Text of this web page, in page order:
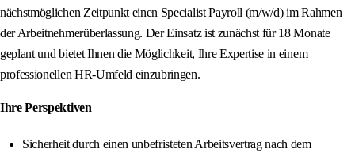
nächstmöglichen Zeitpunkt einen Specialist Payroll (m/w/d) im Rahmen
der Arbeitnehmerüberlassung. Der Einsatz ist zunächst für 18 Monate
geplant und bietet Ihnen die Möglichkeit, Ihre Expertise in einem
professionellen HR-Umfeld einzubringen.
Ihre Perspektiven
Sicherheit durch einen unbefristeten Arbeitsvertrag nach dem